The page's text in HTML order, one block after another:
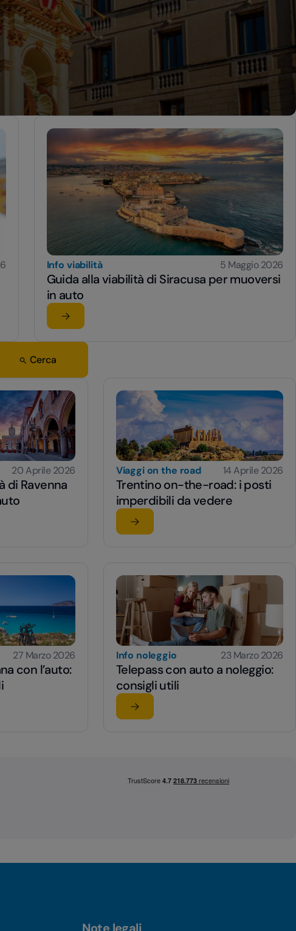
Info viabilità 5 Maggio 2026
Guida alla viabilità di Siracusa per muoversi
in auto
Leggi l'articolo
su Guida alla viabilità di Siracusa per muoversi in
Cerca
20 Aprile 2026
di Ravenna
di Ravenna per muoversi in auto
Viaggi on the road 14 Aprile 2026
Trentino on-the-road: i posti
imperdibili da vedere
Leggi l'articolo
su Trentino on-the-road: i posti
27 Marzo 2026
con l’auto:
con l’auto: info e consigli utili
Info noleggio 23 Marzo 2026
Telepass con auto a noleggio:
consigli utili
Leggi l'articolo
su Telepass con auto a noleggio: